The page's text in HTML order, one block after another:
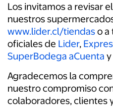
Los invitamos a revisar
nuestros
www.lider.cl/tiendaso a
oficiales de Lider,
SuperBodega aCuenta y
Agradecemos la
nuestro compromiso
colaboradores, clientes